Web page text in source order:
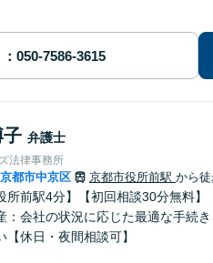
子 弁護士
法律事務所
京都市中京区 京都市役所前駅 から
所前駅4分】【初回相談30分無料
：会社の状況に応じた最適な手続
【休日・夜間相談可】